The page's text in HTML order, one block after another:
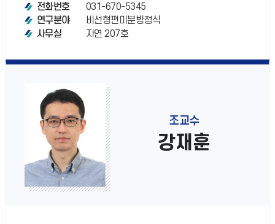
전화번호
031-670-5345
연구분야
비선형편미분방정식
사무실
자연 207호
조교수
강재훈